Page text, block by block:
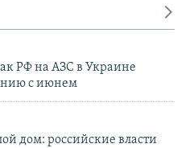
РФ на АЗС в Украине
с июнем
дом: российские власти